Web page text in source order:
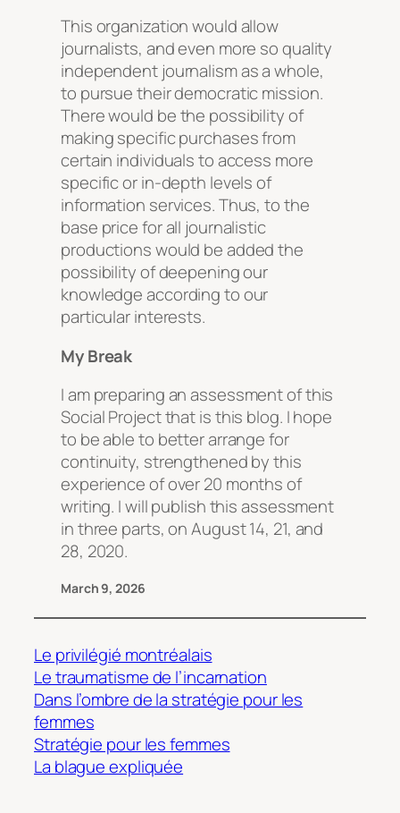
This organization would allow
journalists, and even more so quality
independent journalism as a whole,
to pursue their democratic mission.
There would be the possibility of
making specific purchases from
certain individuals to access more
specific or in-depth levels of
information services. Thus, to the
base price for all journalistic
productions would be added the
possibility of deepening our
knowledge according to our
particular interests.
My Break
I am preparing an assessment of this
Social Projectthat is this blog. I hope
to be able to better arrange for
continuity, strengthened by this
experience of over 20 months of
writing. I will publish this assessment
in three parts, on August 14, 21, and
28, 2020.
March 9, 2026
Le privilégié montréalais
Le traumatisme de l’incarnation
Dans l’ombre de la stratégie pour les
femmes
Stratégie pour les femmes
La blague expliquée